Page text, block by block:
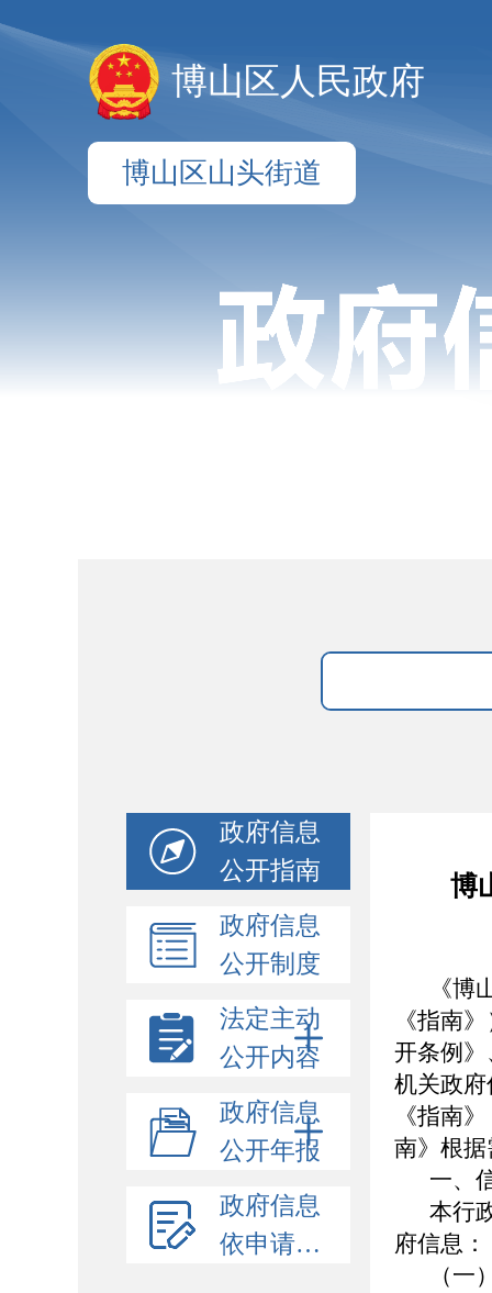
博山区人民政府
博山区山头街道
政府信息
公开指南
政府信息
公开制度
法定主动
公开内容
政府信息
公开年报
政府信息
依申请公开
博
《
《指南
开条例
机关政
《指南
南》根
一、
本行
府信息：
（一